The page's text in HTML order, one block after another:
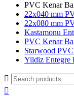
PVC Kenar
22x040 mm
22x080 mm
Kastamonu
PVC Kenar
Starwood
Yildiz Entegre

